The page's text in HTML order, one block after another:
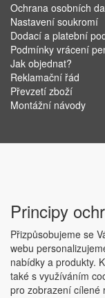
Ochrana osobních
Nastavení soukromí
Dodací a platební
Podmínky vrácení
Jak objednat?
Reklamační řád
Převzetí zboží
Montážní návody
Principy
Přizpůsobujeme se
webu
nabídky a produkty.
také s využíváním
pro zobrazení cílené